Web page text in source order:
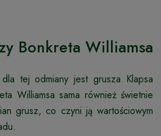
Bonkreta Williamsa
tej odmiany jest grusza Klapsa
Williamsa sama również świetnie
grusz, co czyni ją wartościowym